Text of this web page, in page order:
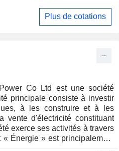
Co Ltd est une société
principale consiste à investir
à les construire et à les
vente d'électricité constituant
exerce ses activités à travers
Énergie » est principalement
Plus de cotations